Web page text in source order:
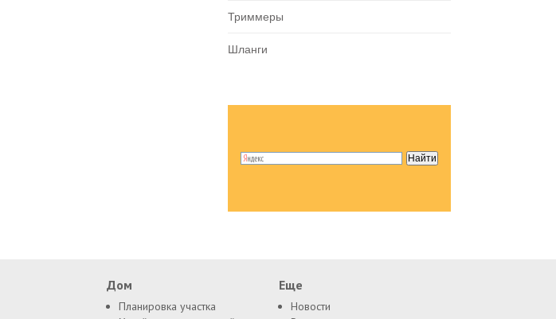
Триммеры
Шланги
Дом
Планировка участка
Еще
Новости